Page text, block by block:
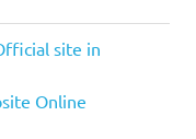
site in
Online